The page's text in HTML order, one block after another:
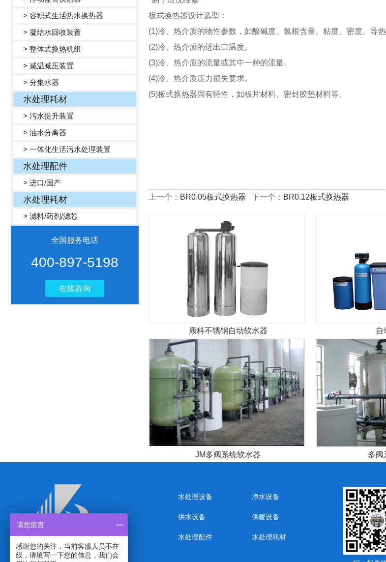
> 容积式生活热水换热器
> 凝结水回收装置
> 整体式换热机组
> 减温减压装置
> 分集水器
水处理耗材
> 污水提升装置
> 油水分离器
> 一体化生活污水处理装置
水处理配件
> 进口/国产
水处理耗材
> 滤料/药剂/滤芯
全国服务电话
400-897-5198
在线咨询
板式换热器设计选型：
(1)冷、热介质的物性参数，如酸碱度、氯根含量、粘度、密度、导热
(2)冷、热介质的进出口温度。
(3)冷、热介质的流量或其中一种的流量。
(4)冷、热介质压力损失要求。
(5)板式换热器固有特性，如板片材料、密封胶垫材料等。
上一个： BR0.05板式换热器 下一个： BR0.12板式换热器
康科不锈钢自动软水器 自
JM多阀系统软水器 多阀
水处理设备 净水设备
供水设备 供暖设备
水处理配件 水处理耗材
请您留言
感谢您的关注，当前客服人员不在
线，请填写一下您的信息，我们会